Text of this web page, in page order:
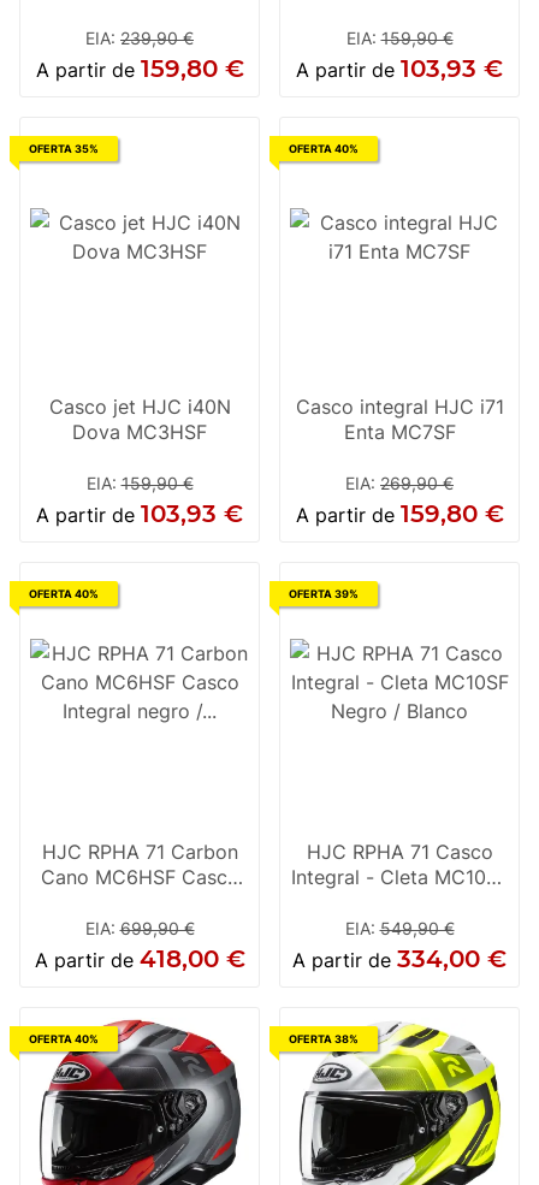
EIA: 239,90 €
A partir de 159,80 €
EIA:159,90 €
A partir de 103,93 €
OFERTA 35%
Casco jet HJC i40N
Dova MC3HSF
EIA:159,90 €
A partir de 103,93 €
OFERTA 40%
Casco integral HJC i71
Enta MC7SF
EIA: 269,90 €
A partir de 159,80 €
OFERTA 40%
HJC RPHA 71 Carbon
Cano MC6HSF Casco
EIA:699,90 €
A partir de 418,00 €
OFERTA 39%
HJC RPHA 71 Casco
Integral - Cleta MC10SF
EIA:549,90 €
A partir de 334,00 €
OFERTA 40% OFERTA 38%